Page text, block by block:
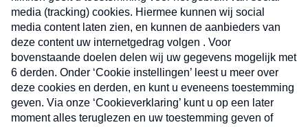
Contact
Algemene voorwaarden
Privacyverklaring
Kwetsbaarheid melden
RegistrerenInloggen
Ben je benieuwd naar meer
vakantienieuws- en tips?
E-
mailadres
Inschrijven